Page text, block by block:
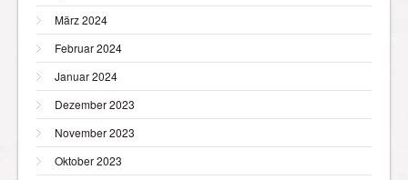
März 2024
Februar 2024
Januar 2024
Dezember 2023
November 2023
Oktober 2023